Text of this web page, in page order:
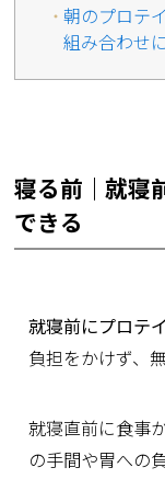
朝のプロテ
組み合わせ
寝る前｜就寝
できる
就寝前にプロテ
負担をかけず、
就寝直前に食事
の手間や胃への